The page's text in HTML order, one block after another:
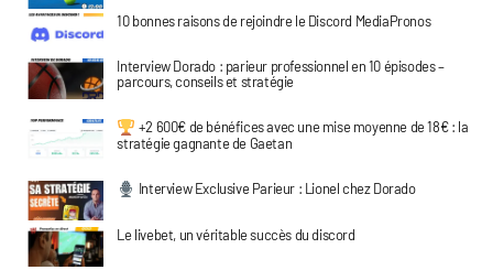
10 bonnes raisons de rejoindre le Discord MediaPronos
Interview Dorado : parieur professionnel en 10 épisodes –
parcours, conseils et stratégie
+2 600€ de bénéfices avec une mise moyenne de 18€ : la
stratégie gagnante de Gaetan
Interview Exclusive Parieur : Lionel chez Dorado
Le livebet, un véritable succès du discord